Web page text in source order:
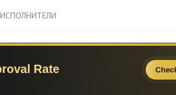
ИСПОЛНИТЕЛИ